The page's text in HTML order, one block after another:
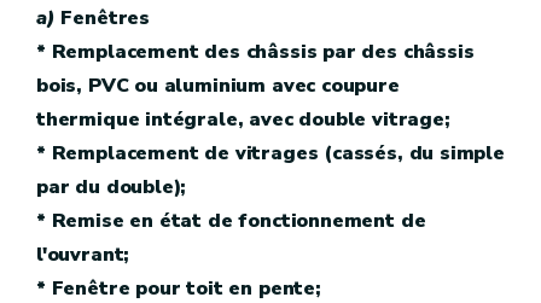
a) Fenêtres
* Remplacement des châssis par des châssis
bois, PVC ou aluminium avec coupure
thermique intégrale, avec double vitrage;
* Remplacement de vitrages (cassés, du simple
par du double);
* Remise en état de fonctionnement de
l'ouvrant;
* Fenêtre pour toit en pente;